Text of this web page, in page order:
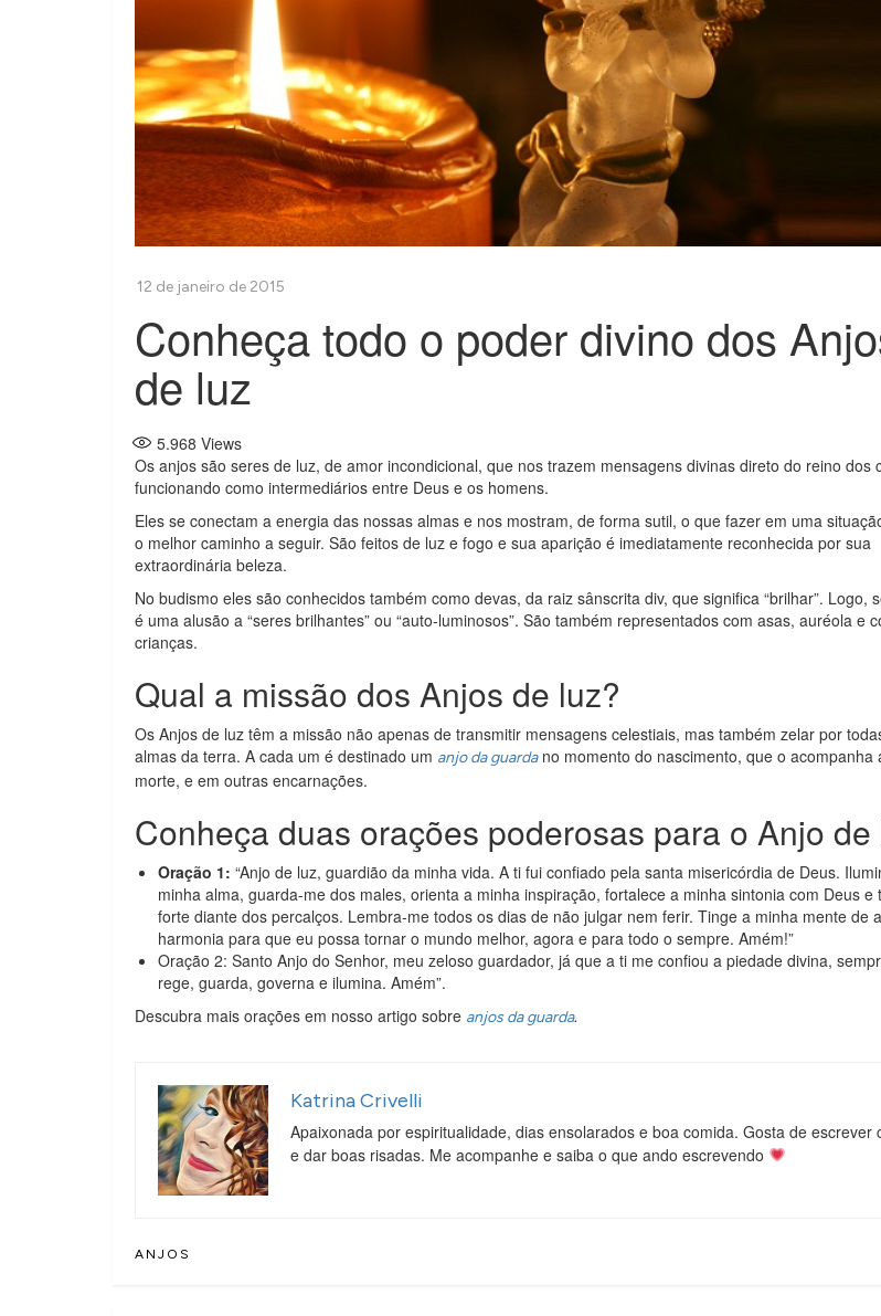
Conheça todo o poder divino dos
de luz
5.968 Views
Os anjos são seres de luz, de amor incondicional, que nos trazem mensagens divinas direto do reino dos
funcionando como intermediários entre Deus e os homens.
Eles se conectam a energia das nossas almas e nos mostram, de forma sutil, o que fazer em uma
o melhor caminho a seguir. São feitos de luz e fogo e sua aparição é imediatamente reconhecida por sua
extraordinária beleza.
No budismo eles são conhecidos também como devas, da raiz sânscrita div, que significa “brilhar”. Logo,
é uma alusão a “seres brilhantes” ou “auto-luminosos”. São também representados com asas, auréola e
crianças.
Qual a missão dos Anjos de luz?
Os Anjos de luz têm a missão não apenas de transmitir mensagens celestiais, mas também zelar por
almas da terra. A cada um é destinado um anjo da guardano momento do nascimento, que o acompanha
morte, e em outras encarnações.
Conheça duas orações poderosas para o Anjo de
Oração 1: “Anjo de luz, guardião da minha vida. A ti fui confiado pela santa misericórdia de Deus.
minha alma, guarda-me dos males, orienta a minha inspiração, fortalece a minha sintonia com Deus e
forte diante dos percalços. Lembra-me todos os dias de não julgar nem ferir. Tinge a minha mente de
harmonia para que eu possa tornar o mundo melhor, agora e para todo o sempre. Amém!”
Oração 2: Santo Anjo do Senhor, meu zeloso guardador, já que a ti me confiou a piedade divina,
rege, guarda, governa e ilumina. Amém”.
Descubra mais orações em nosso artigo sobre anjos da guarda.
Katrina Crivelli
Apaixonada por espiritualidade, dias ensolarados e boa comida. Gosta de escrever
e dar boas risadas. Me acompanhe e saiba o que ando escrevendo
ANJOS